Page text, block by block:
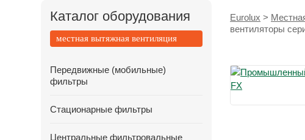
Каталог оборудования
местная вытяжная вентиляция
Передвижные (мобильные)
фильтры
Стационарные фильтры
Центральные фильтровальные
Eurolux >
вентиляторы